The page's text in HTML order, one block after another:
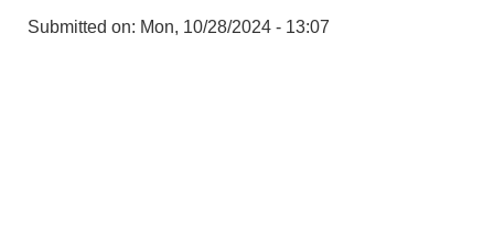
Submitted on: Mon, 10/28/2024 - 13:07